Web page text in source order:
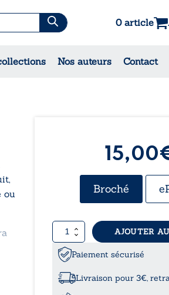
0 article
Nos auteurs Contact
ou
Broché
quantité
de
Pyromane
AJOUTER
Paiement sécurisé
Livraison pour 3€,